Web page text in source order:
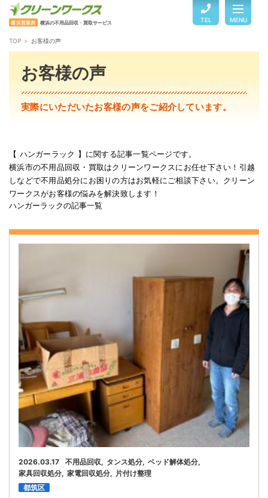
横浜営業所 横浜の不用品回収・買取サービス TEL MENU
サービスのご案内
回収品目・料金
お問い合わせ
キャンペーン
WEB割引券プレゼント！
TOP お客様の声
お客様の声
実際にいただいたお客様の声をご紹介しています。
【 ハンガーラック 】に関する記事一覧ページです。
横浜市の不用品回収・買取はクリーンワークスにお任せ下さい！引越
しなどで不用品処分にお困りの方はお気軽にご相談下さい。クリーン
ワークスがお客様の悩みを解決致します！
ハンガーラックの記事一覧
2026.03.17 不用品回収 タンス処分 ベッド解体処分
家具回収処分 家電回収処分
片付け整理
都筑区